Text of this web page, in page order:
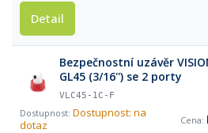
Detail
Bezpečnostní uzávěr
GL45 (3/16'') se 2 porty
VLC45-1C-F
Dostupnost: na
dotaz